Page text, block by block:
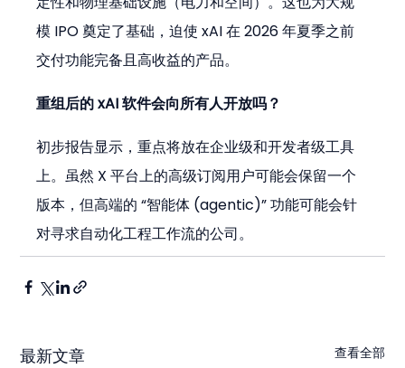
模 IPO 奠定了基础，迫使 xAI 在 2026 年夏季之前
交付功能完备且高收益的产品。
重组后的 xAI 软件会向所有人开放吗？
初步报告显示，重点将放在企业级和开发者级工具
上。虽然 X 平台上的高级订阅用户可能会保留一个
版本，但高端的 “智能体 (agentic)” 功能可能会针
对寻求自动化工程工作流的公司。
最新文章 查看全部